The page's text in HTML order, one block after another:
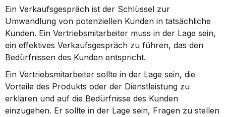
Ein Verkaufsgespräch ist der Schlüssel zur
Umwandlung von potenziellen Kunden in tatsächliche
Kunden. Ein Vertriebsmitarbeiter muss in der Lage sein,
ein effektives Verkaufsgespräch zu führen, das den
Bedürfnissen des Kunden entspricht.
Ein Vertriebsmitarbeiter sollte in der Lage sein, die
Vorteile des Produkts oder der Dienstleistung zu
erklären und auf die Bedürfnisse des Kunden
einzugehen. Er sollte in der Lage sein, Fragen zu stellen